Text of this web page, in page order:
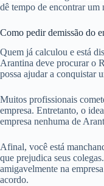
dê tempo de encontrar
Como pedir demissão do
Quem já calculou e está
Arantina deve procurar o
possa ajudar a conquistar
Muitos profissionais
empresa. Entretanto, o
empresa nenhuma de
Afinal, você está
que prejudica seus
amigavelmente na
acordo.